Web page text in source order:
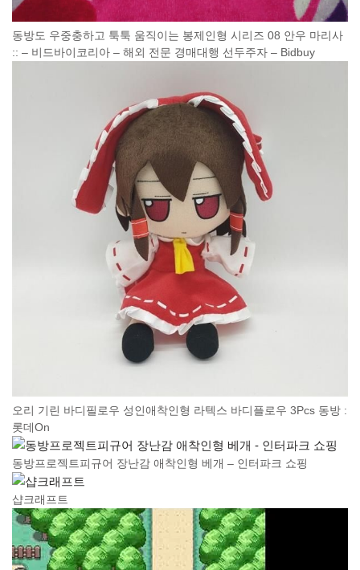
동방도 우중충하고 툭툭 움직이는 봉제인형 시리즈 08 안우 마리사
:: – 비드바이코리아 – 해외 전문 경매대행 선두주자 – Bidbuy
오리 기린 바디필로우 성인애착인형 라텍스 바디플로우 3Pcs 동방 :
롯데On
동방프로젝트피규어 장난감 애착인형 베개 – 인터파크 쇼핑
샵크래프트